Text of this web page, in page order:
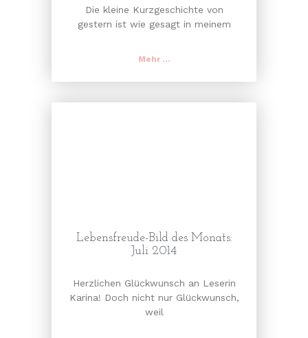
Die kleine Kurzgeschichte von
gestern ist wie gesagt in meinem
Mehr ...
Lebensfreude-Bild des Monats:
Juli 2014
Herzlichen Glückwunsch an Leserin
Karina! Doch nicht nur Glückwunsch,
weil